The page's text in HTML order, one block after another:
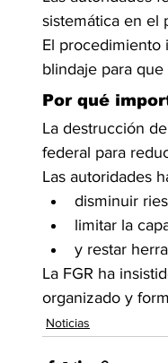
sistemática en el
El procedimiento
blindaje para
Por qué
La destrucción
federal para
Las autoridades
disminuir
limitar la
y restar
La FGR ha
organizado y
Noticias